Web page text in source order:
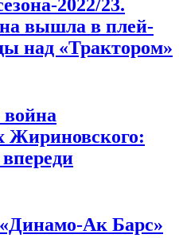
2022/23.
вышла в плей-
над «Трактором»
Жириновского:
Ак Барс»